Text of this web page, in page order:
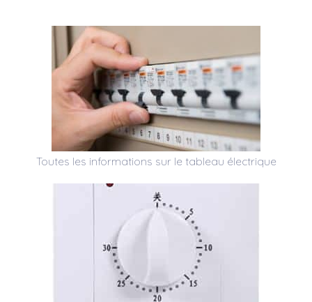
Toutes les informations sur le tableau électrique